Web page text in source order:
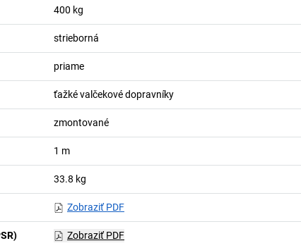
400 kg
strieborná
priame
ťažké valčekové dopravníky
zmontované
1 m
33.8 kg
Zobraziť PDF
Zobraziť PDF